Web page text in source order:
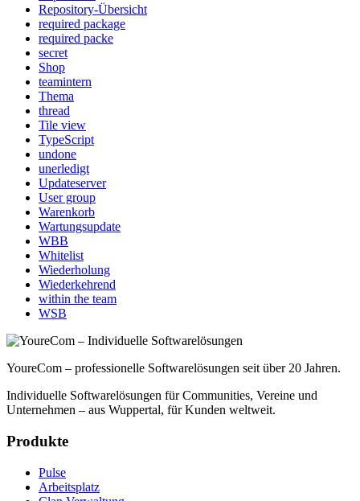
Repository-Übersicht
required package
required packe
secret
Shop
teamintern
Thema
thread
Tile view
TypeScript
undone
unerledigt
Updateserver
User group
Warenkorb
Wartungsupdate
WBB
Whitelist
Wiederholung
Wiederkehrend
within the team
WSB
YoureCom – professionelle Softwarelösungen seit über 20 Jahren.
Individuelle Softwarelösungen für Communities, Vereine und
Unternehmen – aus Wuppertal, für Kunden weltweit.
Produkte
Pulse
Arbeitsplatz